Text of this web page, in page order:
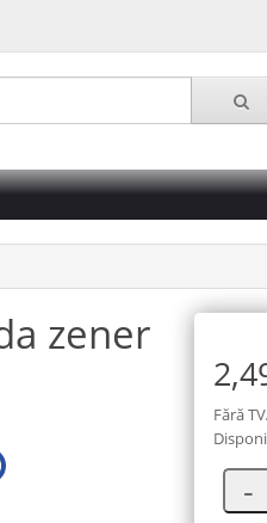
zener
Fără